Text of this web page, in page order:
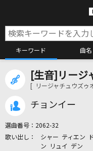
キーワード 曲名
カ
[生音]リージ
[ リージャチュウズゥ
チョンイー
選曲番号： 2062-32
シャー ティエン
ン リュイ デン